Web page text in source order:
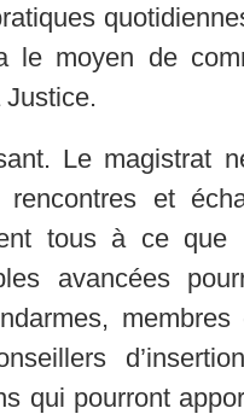
le moyen de
Le magistrat
et
tous à ce
avancées
membres
qui pourront